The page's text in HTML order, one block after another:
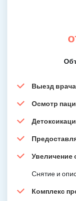
Выезд врача
Осмотр
Увеличение
Снятие и
Комплекс